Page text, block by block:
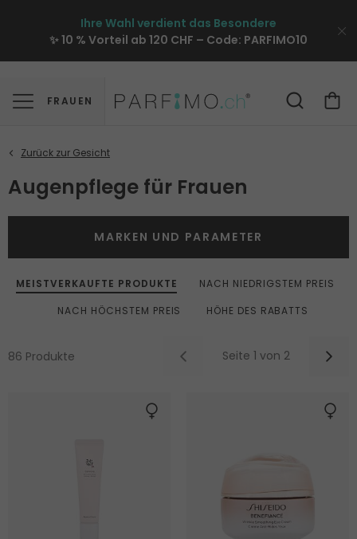
Ihre Wahl verdient das Besondere
✨ 10 % Vorteil ab 120 CHF – Code: PARFIMO10
FRAUEN
Augenpflege für Frauen
MEISTVERKAUFTE PRODUKTE
NACH NIEDRIGSTEM PREIS
NACH HÖCHSTEM PREIS
HÖHE DES RABATTS
86 Produkte Seite 1 von 2
MARKEN UND PARAMETER